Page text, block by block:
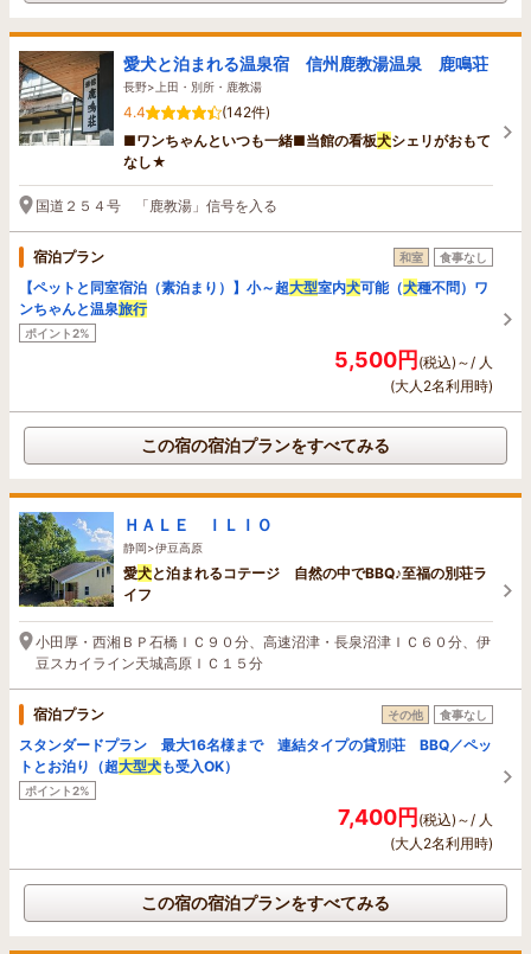
愛犬と泊まれる温泉宿 信州鹿教湯温泉 鹿鳴荘
長野>上田・別所・鹿教湯
4.4
(142件)
■ワンちゃんといつも一緒■当館の看板犬シェリがおもて
なし★
国道２５４号 「鹿教湯」信号を入る
宿泊プラン 和室 食事なし
【ペットと同室宿泊（素泊まり）】小～超大型室内犬可能（犬種不問）ワ
ンちゃんと温泉旅行
ポイント2%
5,500円(税込)～/ 人
(大人2名利用時)
この宿の宿泊プランをすべてみる
ＨＡＬＥ ＩＬＩＯ
静岡>伊豆高原
愛犬と泊まれるコテージ 自然の中でBBQ♪至福の別荘ラ
イフ
小田厚・西湘ＢＰ石橋ＩＣ９０分、高速沼津・長泉沼津ＩＣ６０分、伊
豆スカイライン天城高原ＩＣ１５分
宿泊プラン その他 食事なし
スタンダードプラン 最大16名様まで 連結タイプの貸別荘 BBQ／ペッ
トとお泊り（超大型犬も受入OK）
ポイント2%
7,400円(税込)～/ 人
(大人2名利用時)
この宿の宿泊プランをすべてみる